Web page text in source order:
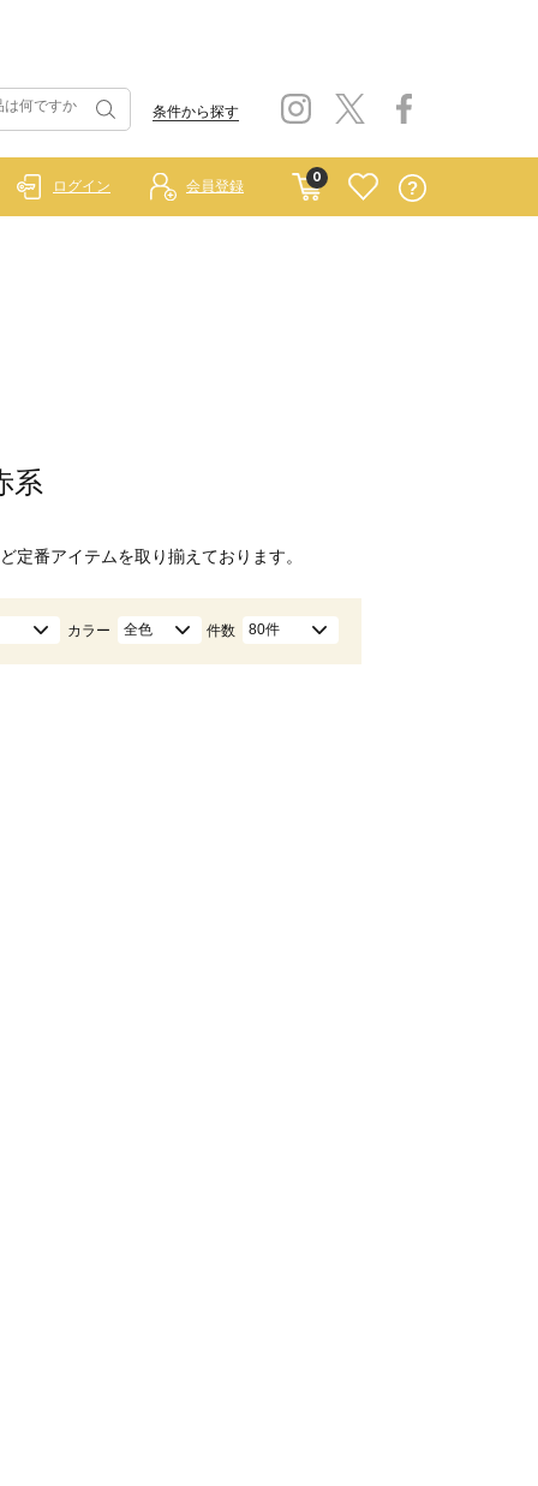
条件から探す
0
ログイン 会員登録
系
定番アイテムを取り揃えております。
カラー 全色 件数 80件